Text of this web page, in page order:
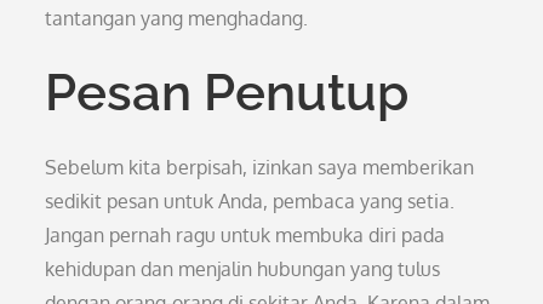
tantangan yang menghadang.
Pesan Penutup
Sebelum kita berpisah, izinkan saya memberikan
sedikit pesan untuk Anda, pembaca yang setia.
Jangan pernah ragu untuk membuka diri pada
kehidupan dan menjalin hubungan yang tulus